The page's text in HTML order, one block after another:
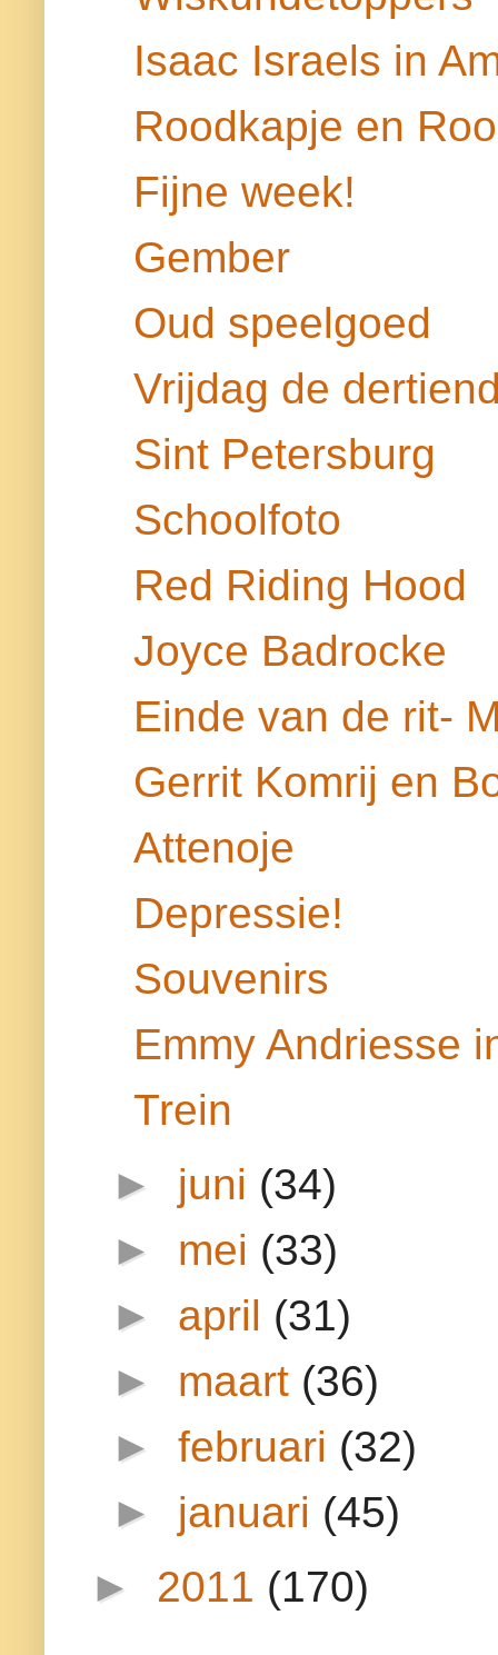
Isaac Israels in
Roodkapje en
Fijne week!
Gember
Oud speelgoed
Vrijdag de
Sint Petersburg
Schoolfoto
Red Riding Hood
Joyce Badrocke
Einde van de rit-
Gerrit Komrij en
Attenoje
Depressie!
Souvenirs
Emmy Andriesse
Trein
► juni (34)
► mei (33)
► april (31)
► maart (36)
►februari (32)
► januari (45)
► 2011 (170)